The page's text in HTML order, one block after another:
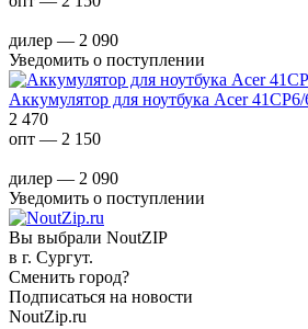
дилер — 2 090
Уведомить о поступлении
Аккумулятор для ноутбука Acer
2 470
опт — 2 150
дилер — 2 090
Уведомить о поступлении
Вы выбрали NoutZIP
в г. Сургут.
Сменить город?
Подписаться на новости
NoutZip.ru